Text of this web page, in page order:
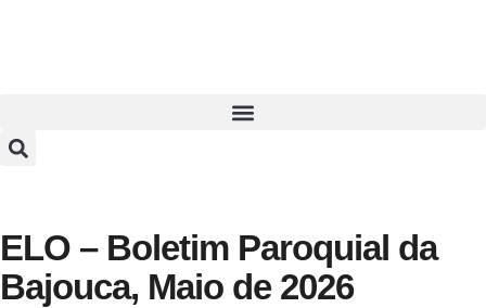
ELO – Boletim Paroquial da
Bajouca, Maio de 2026